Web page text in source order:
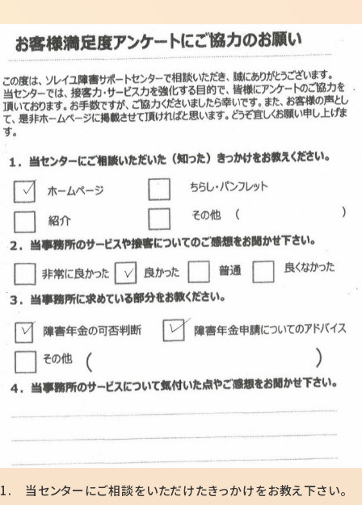
1. 当センターにご相談をいただけたきっかけをお教え下さい。